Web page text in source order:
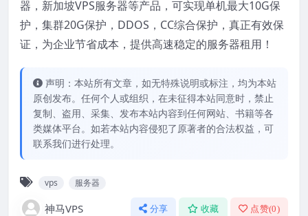
器，新加坡VPS服务器等产品，可实现单机最大10G保
护，集群20G保护，DDOS，CC综合保护，真正有效保
证，为企业节省成本，提供高速稳定的服务器租用！
声明：本站所有文章，如无特殊说明或标注，均为本站
原创发布。任何个人或组织，在未征得本站同意时，禁止
复制、盗用、采集、发布本站内容到任何网站、书籍等各
类媒体平台。如若本站内容侵犯了原著者的合法权益，可
联系我们进行处理。
vps 服务器
神马VPS 分享 收藏 点赞(0)